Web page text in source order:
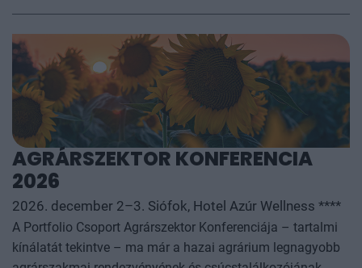
AGRÁRSZEKTOR KONFERENCIA
2026
2026. december 2–3. Siófok, Hotel Azúr Wellness ****
A Portfolio Csoport Agrárszektor Konferenciája – tartalmi
kínálatát tekintve – ma már a hazai agrárium legnagyobb